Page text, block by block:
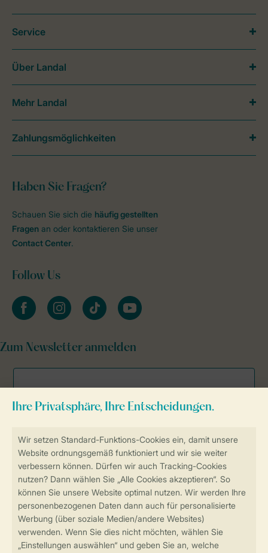
Sicherstellung Deiner Privatsphäre
Sicher und schnell zur Online-Buchung
Sichere Datenübertragung
Sicheres Bezahlen
Haben Sie Fragen?
Schauen Sie sich die häufig gestellten
Fragen an oder kontaktieren Sie unser
Contact Center.
Follow Us
facebookinstagramtiktok youtube
Zum Newsletter anmelden
Service
Über Landal
Mehr Landal
Zahlungsmöglichkeiten